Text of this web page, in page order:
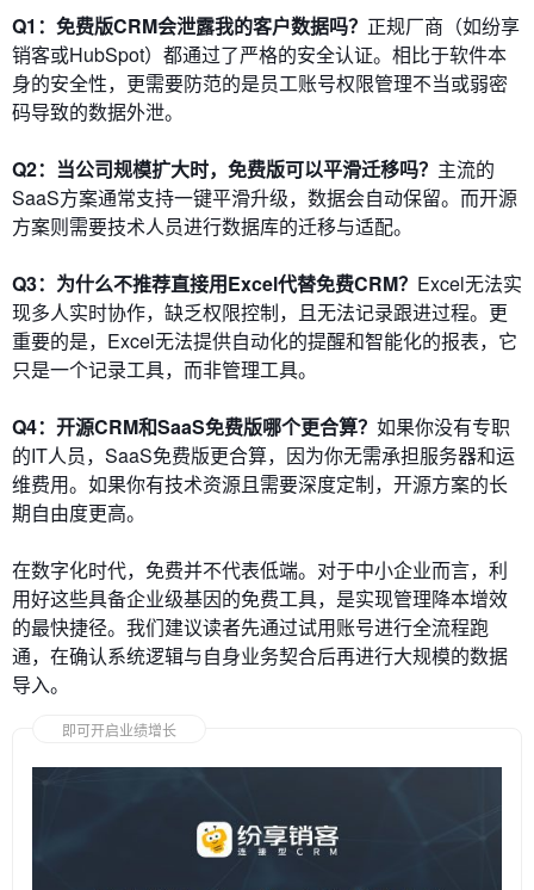
Q1：免费版CRM会泄露我的客户数据吗？ 正规厂商（如纷享
销客或HubSpot）都通过了严格的安全认证。相比于软件本
身的安全性，更需要防范的是员工账号权限管理不当或弱密
码导致的数据外泄。
Q2：当公司规模扩大时，免费版可以平滑迁移吗？ 主流的
SaaS方案通常支持一键平滑升级，数据会自动保留。而开源
方案则需要技术人员进行数据库的迁移与适配。
Q3：为什么不推荐直接用Excel代替免费CRM？ Excel无法实
现多人实时协作，缺乏权限控制，且无法记录跟进过程。更
重要的是，Excel无法提供自动化的提醒和智能化的报表，它
只是一个记录工具，而非管理工具。
Q4：开源CRM和SaaS免费版哪个更合算？ 如果你没有专职
的IT人员，SaaS免费版更合算，因为你无需承担服务器和运
维费用。如果你有技术资源且需要深度定制，开源方案的长
期自由度更高。
在数字化时代，免费并不代表低端。对于中小企业而言，利
用好这些具备企业级基因的免费工具，是实现管理降本增效
的最快捷径。我们建议读者先通过试用账号进行全流程跑
通，在确认系统逻辑与自身业务契合后再进行大规模的数据
导入。
即可开启业绩增长